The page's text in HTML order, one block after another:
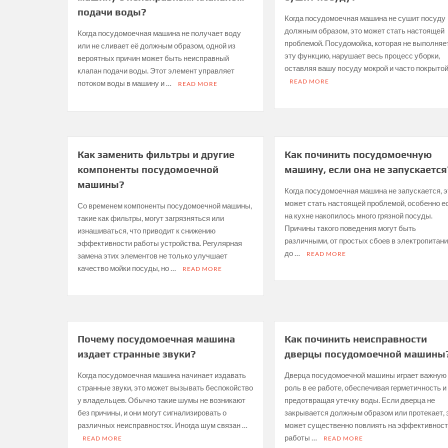
подачи воды?
Когда посудомоечная машина не получает воду
или не сливает её должным образом, одной из
вероятных причин может быть неисправный
клапан подачи воды. Этот элемент управляет
потоком воды в машину и …
READ MORE
Когда посудомоечная машина не сушит посуду
должным образом, это может стать настоящей
проблемой. Посудомойка, которая не
эту функцию, нарушает весь процесс уборки,
оставляя вашу посуду мокрой и часто
READ MORE
Как заменить фильтры и другие
компоненты посудомоечной
машины?
Со временем компоненты посудомоечной машины,
такие как фильтры, могут загрязняться или
изнашиваться, что приводит к снижению
эффективности работы устройства. Регулярная
замена этих элементов не только улучшает
качество мойки посуды, но …
READ MORE
Как починить посудомоечную
машину, если она не
Когда посудомоечная машина не запускается,
может стать настоящей проблемой, особенно
на кухне накопилось много грязной посуды.
Причины такого поведения могут быть
различными, от простых сбоев в
до …
READ MORE
Почему посудомоечная машина
издает странные звуки?
Когда посудомоечная машина начинает издавать
странные звуки, это может вызывать беспокойство
у владельцев. Обычно такие шумы не возникают
без причины, и они могут сигнализировать о
различных неисправностях. Иногда шум связан …
READ MORE
Как починить неисправности
дверцы посудомоечной
Дверца посудомоечной машины играет важную
роль в ее работе, обеспечивая герметичность и
предотвращая утечку воды. Если дверца не
закрывается должным образом или протекает,
может существенно повлиять на
работы …
READ MORE